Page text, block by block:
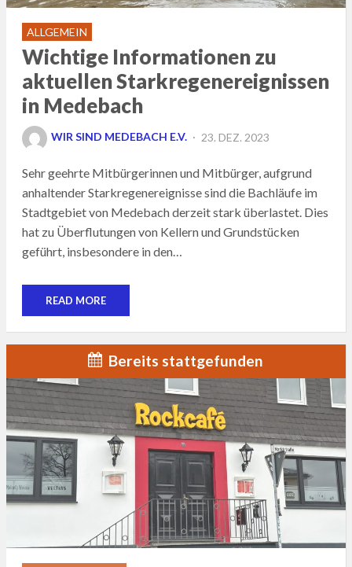
ALLGEMEIN
Wichtige Informationen zu
aktuellen Starkregenereignissen
in Medebach
WIR SIND MEDEBACH E.V.
POSTED
23. DEZ. 2023
Sehr geehrte Mitbürgerinnen und Mitbürger, aufgrund
anhaltender Starkregenereignisse sind die Bachläufe im
Stadtgebiet von Medebach derzeit stark überlastet. Dies
hat zu Überflutungen von Kellern und Grundstücken
geführt, insbesondere in den…
READ MORE
Bereits stattgefunden